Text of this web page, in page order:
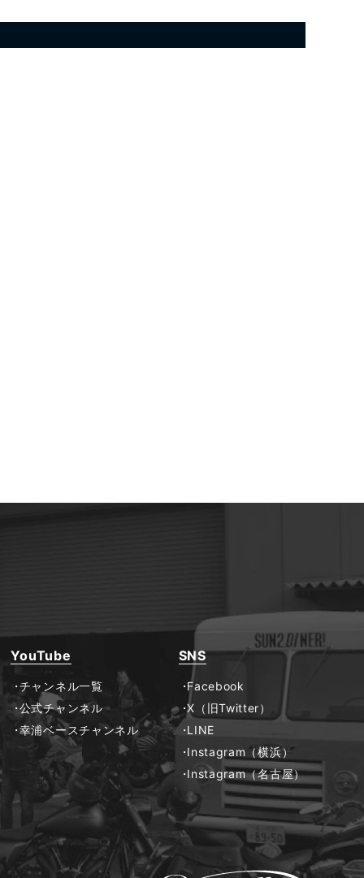
YouTube
チャンネル一覧
公式チャンネル
幸浦ベースチャンネル
SNS
Facebook
X（旧Twitter）
LINE
Instagram（横浜）
Instagram（名古屋）